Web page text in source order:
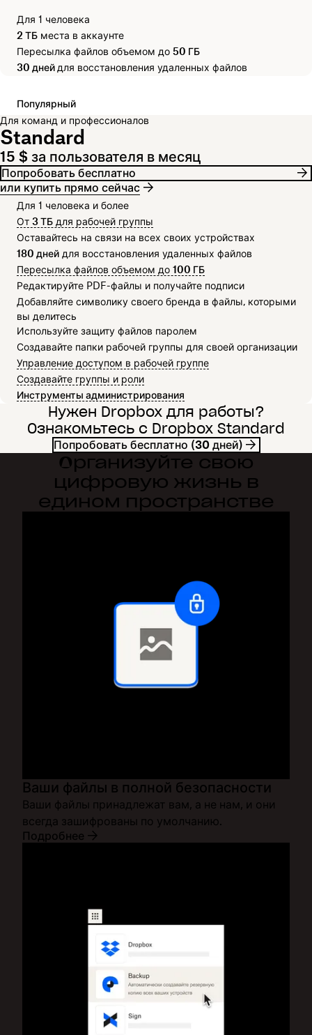
Для 1 человека
2 ТБ места в аккаунте
Пересылка файлов объемом до 50 ГБ
30 дней для восстановления удаленных файлов
Популярный
Для команд и профессионалов
Standard
15 $ за пользователя в месяц
Попробовать бесплатно
или купить прямо сейчас
Для 1 человека и более
От 3 ТБ для рабочей группы
Оставайтесь на связи на всех своих устройствах
180 дней для восстановления удаленных файлов
Пересылка файлов объемом до 100 ГБ
Редактируйте PDF-файлы и получайте подписи
Добавляйте символику своего бренда в файлы, которыми
вы делитесь
Используйте защиту файлов паролем
Создавайте папки рабочей группы для своей организации
Управление доступом в рабочей группе
Создавайте группы и роли
Инструменты администрирования
Нужен Dropbox для работы?
Ознакомьтесь с Dropbox Standard
Попробовать бесплатно (30 дней)
Организуйте свою
цифровую жизнь в
едином пространстве
Ваши файлы в полной безопасности
Ваши файлы принадлежат вам, а не нам, и они
всегда зашифрованы по умолчанию.
Подробнее